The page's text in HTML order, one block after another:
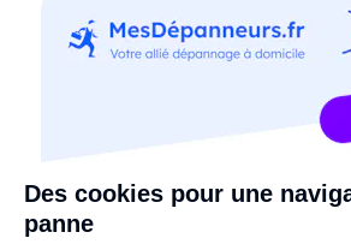
sera fourni pour vous proposer soit de
l’appareil, soit de remplacer les
Réparation de prises électriques :
Nous prenons en charge la réparation
électriques, qu’elles soient
,
entre 100 et 150 euros TTC, incluant
les fournitures et le déplacement.